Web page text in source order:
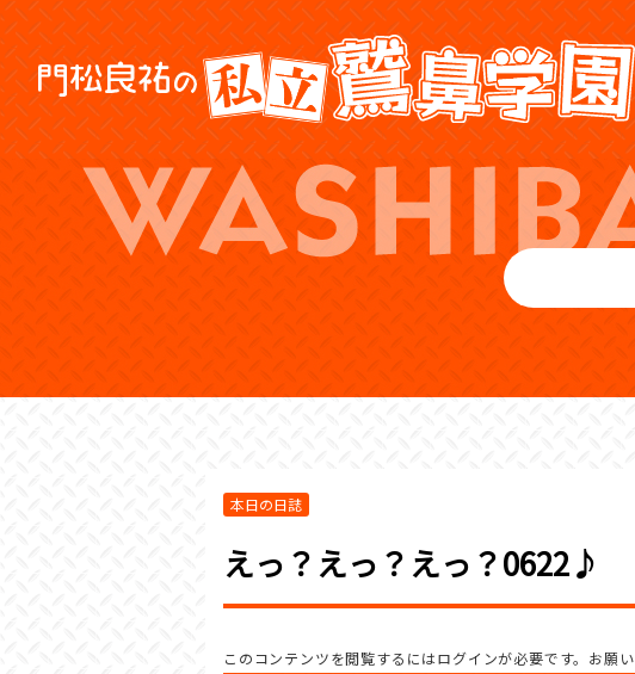
本日の日誌
えっ？えっ？えっ？0622♪
このコンテンツを閲覧するにはログインが必要です。お願い